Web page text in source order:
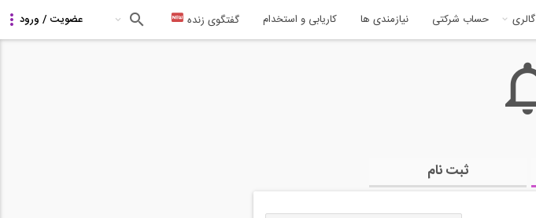
گالری حساب شرکتی نیازمندی ها کاریابی و استخدام گفتگوی زنده
ثبت نام